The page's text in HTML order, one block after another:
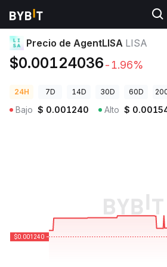
Precios de Criptomonedas Precio de
Precio de AgentLISA LISA
$0.00124036-1.96%
24H 7D 14D 30D 60D
Bajo $ 0.001240 Alto $